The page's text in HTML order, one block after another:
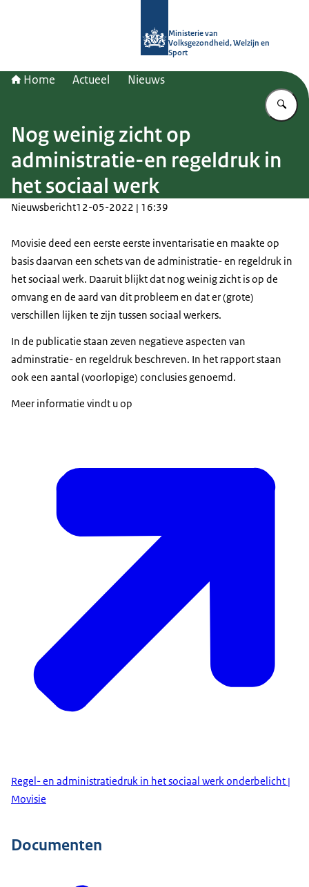
Ministerie van
Volksgezondheid, Welzijn en
Sport
Home Actueel Nieuws
Nog weinig zicht op
administratie-en regeldruk in
het sociaal werk
Nieuwsbericht12-05-2022 | 16:39
Movisie deed een eerste eerste inventarisatie en maakte op
basis daarvan een schets van de administratie- en regeldruk in
het sociaal werk. Daaruit blijkt dat nog weinig zicht is op de
omvang en de aard van dit probleem en dat er (grote)
verschillen lijken te zijn tussen sociaal werkers.
In de publicatie staan zeven negatieve aspecten van
adminstratie- en regeldruk beschreven. In het rapport staan
ook een aantal (voorlopige) conclusies genoemd.
Meer informatie vindt u op
Regel- en administratiedruk in het sociaal werk onderbelicht |
Movisie
Documenten